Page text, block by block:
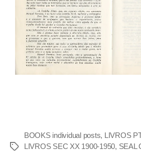
BOOKS individual posts, LIVROS
LIVROS SEC XX 1900-1950, SEAL